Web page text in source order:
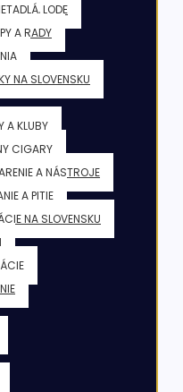
LODE
A RADY
NA SLOVENSKU
A KLUBY
CIGARY
A NÁSTROJE
A PITIE
NA SLOVENSKU